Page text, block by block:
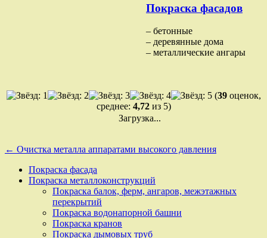
Покраска фасадов
– бетонные
– деревянные дома
– металлические ангары
(39оценок,
среднее: 4,72из 5)
Загрузка...
Навигация
по
записям
← Очистка металла аппаратами высокого давления
Покраска фасада
Покраска металлоконструкций
Покраска балок, ферм, ангаров, межэтажных
перекрытий
Покраска водонапорной башни
Покраска кранов
Покраска дымовых труб